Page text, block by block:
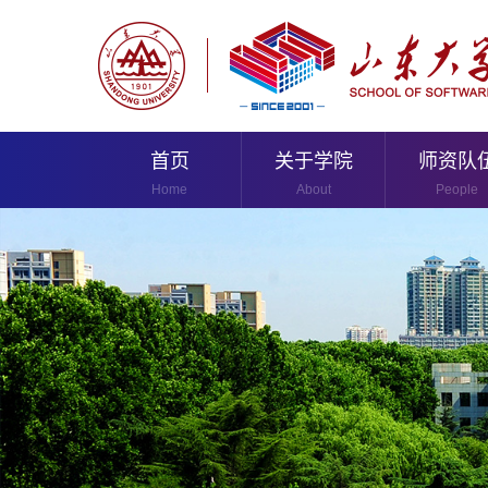
首页
Home
关于学院
About
师资队
People